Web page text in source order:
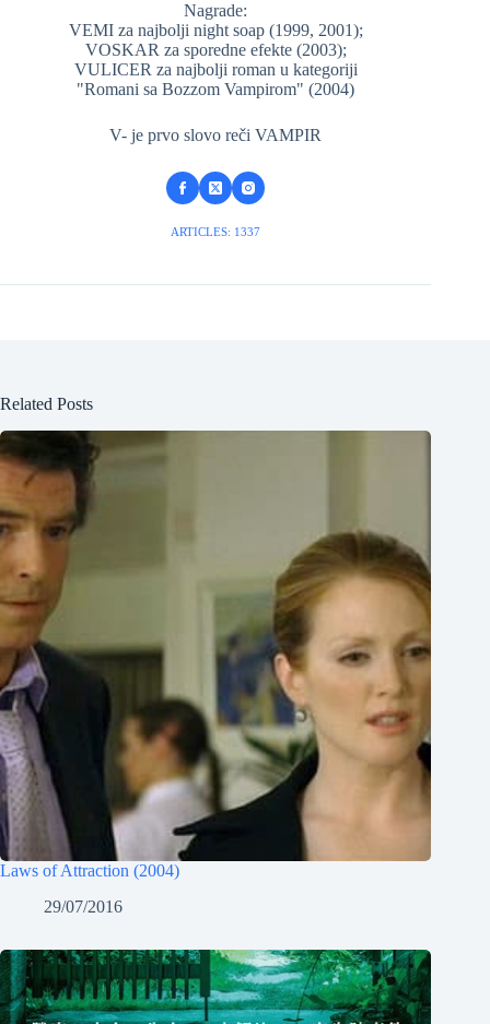
Nagrade:
VEMI za najbolji night soap (1999, 2001);
VOSKAR za sporedne efekte (2003);
VULICER za najbolji roman u kategoriji
"Romani sa Bozzom Vampirom" (2004)
V- je prvo slovo reči VAMPIR
ARTICLES: 1337
Related Posts
Laws of Attraction (2004)
29/07/2016